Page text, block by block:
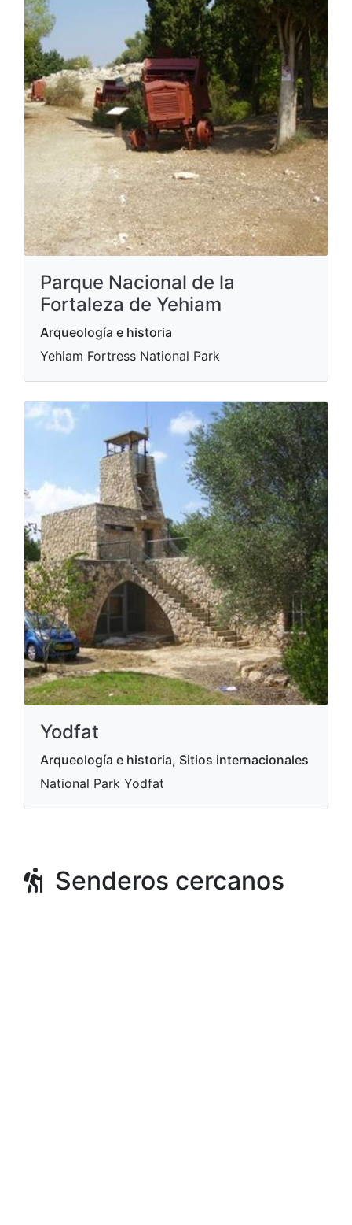
Parque Nacional de la
Fortaleza de Yehiam
Arqueología e historia
Yehiam Fortress National Park
Yodfat
Arqueología e historia, Sitios internacionales
National Park Yodfat
Senderos cercanos